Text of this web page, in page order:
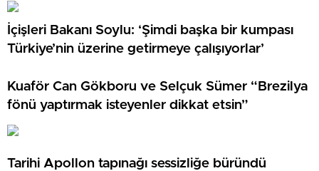
İçişleri Bakanı Soylu: ‘Şimdi başka bir kumpası
Türkiye’nin üzerine getirmeye çalışıyorlar’
Kuaför Can Gökboru ve Selçuk Sümer “Brezilya
fönü yaptırmak isteyenler dikkat etsin”
Tarihi Apollon tapınağı sessizliğe büründü